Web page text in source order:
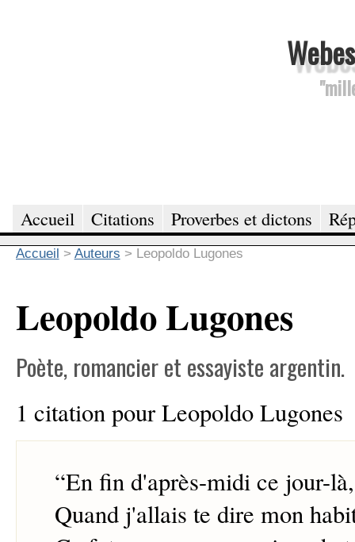
Accueil Citations Proverbes et dictons
Accueil > Auteurs > Leopoldo Lugones
Leopoldo Lugones
Poète, romancier et essayiste argentin.
1 citation pour Leopoldo Lugones
“En fin d'après-midi ce jour-là,
Quand j'allais te dire mon